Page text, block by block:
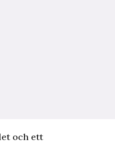
och ett